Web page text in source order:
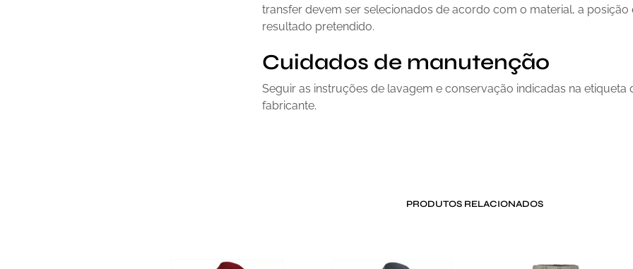
transfer devem ser selecionados de acordo com o material, a posição
resultado pretendido.
Cuidados de manutenção
Seguir as instruções de lavagem e conservação indicadas na etiqueta
fabricante.
PRODUTOS RELACIONADOS